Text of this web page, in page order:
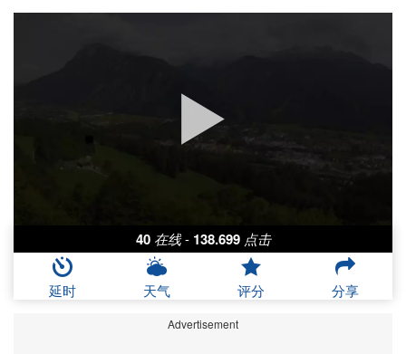
40 在线 - 138.699 点击
延时 天气 评分 分享
Advertisement